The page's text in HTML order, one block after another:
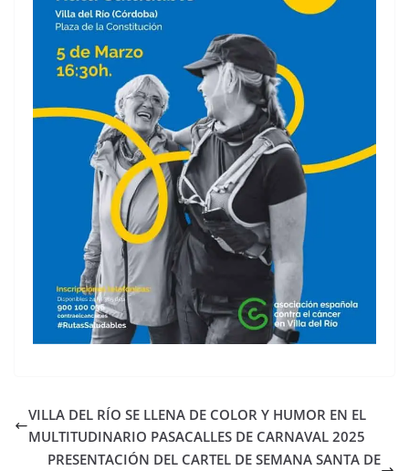
VILLA DEL RÍO SE LLENA DE COLOR Y HUMOR EN EL
MULTITUDINARIO PASACALLES DE CARNAVAL 2025
PRESENTACIÓN DEL CARTEL DE SEMANA SANTA DE